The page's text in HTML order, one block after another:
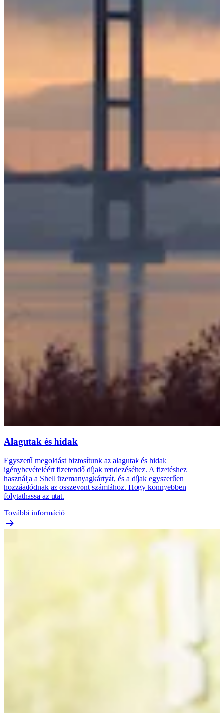
Alagutak és hidak
Egyszerű megoldást biztosítunk az alagutak és hidak
igénybevételéért fizetendő díjak rendezéséhez. A fizetéshez
használja a Shell üzemanyagkártyát, és a díjak egyszerűen
hozzáadódnak az összevont számlához. Hogy könnyebben
folytathassa az utat.
További információ